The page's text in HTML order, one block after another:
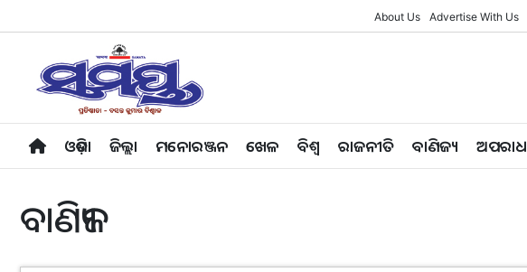
About Us Advertise With Us
ଓଡ଼ିଶା ଜିଲ୍ଲା ମନୋରଞ୍ଜନ ଖେଳ ବିଶ୍ବ ରାଜନୀତି ବାଣିଜ୍ୟ ଅପରାଧ
ବାଣିଜ୍ୟ